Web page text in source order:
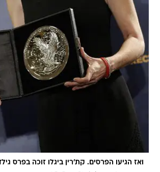
ואז הגיעו הפרסים. קת'רין ביגלו זוכה בפרס